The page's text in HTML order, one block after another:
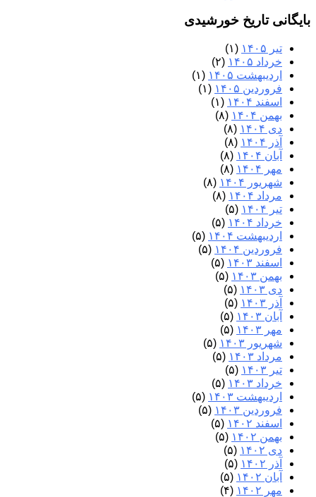
بایگانی تاریخ خورشیدی
تیر ۱۴۰۵
(۱)
خرداد ۱۴۰۵
(۲)
اردیبهشت ۱۴۰۵
(۱)
فروردین ۱۴۰۵
(۱)
اسفند ۱۴۰۴
(۱)
بهمن ۱۴۰۴
(۸)
دی ۱۴۰۴
(۸)
آذر ۱۴۰۴
(۸)
آبان ۱۴۰۴
(۸)
مهر ۱۴۰۴
(۸)
شهریور ۱۴۰۴
(۸)
مرداد ۱۴۰۴
(۸)
تیر ۱۴۰۴
(۵)
خرداد ۱۴۰۴
(۵)
اردیبهشت ۱۴۰۴
(۵)
فروردین ۱۴۰۴
(۵)
اسفند ۱۴۰۳
(۵)
بهمن ۱۴۰۳
(۵)
دی ۱۴۰۳
(۵)
آذر ۱۴۰۳
(۵)
آبان ۱۴۰۳
(۵)
مهر ۱۴۰۳
(۵)
شهریور ۱۴۰۳
(۵)
مرداد ۱۴۰۳
(۵)
تیر ۱۴۰۳
(۵)
خرداد ۱۴۰۳
(۵)
اردیبهشت ۱۴۰۳
(۵)
فروردین ۱۴۰۳
(۵)
اسفند ۱۴۰۲
(۵)
بهمن ۱۴۰۲
(۵)
دی ۱۴۰۲
(۵)
آذر ۱۴۰۲
(۵)
آبان ۱۴۰۲
(۵)
مهر ۱۴۰۲
(۴)